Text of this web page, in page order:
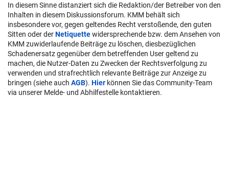
In diesem Sinne distanziert sich die Redaktion/der Betreiber von den
Inhalten in diesem Diskussionsforum. KMM behält sich
insbesondere vor, gegen geltendes Recht verstoßende, den guten
Sitten oder derNetiquettewidersprechende bzw. dem Ansehen von
KMM zuwiderlaufende Beiträge zu löschen, diesbezüglichen
Schadenersatz gegenüber dem betreffenden User geltend zu
machen, die Nutzer-Daten zu Zwecken der Rechtsverfolgung zu
verwenden und strafrechtlich relevante Beiträge zur Anzeige zu
bringen (siehe auch AGB). Hier können Sie das Community-Team
via unserer Melde- und Abhilfestelle kontaktieren.